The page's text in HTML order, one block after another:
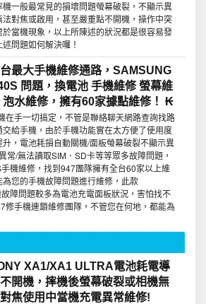
一般最常見的損壞問題螢幕破裂，不顯示異
對焦或啟用，甚至嚴重點不開機，操作中突
當機現象，以上所陳述的狀況都是很容易發
問題如何解決囉！
最大手機維修通路，SAMSUNG
問題，換電池 手機維修 螢幕維
泡水維修，擁有60家據點維修！ ₭
在手一切搞定，不管是聯絡聊天網路查詢找路
給手機，由於手機功能實在太方便了使用度
，電池耗損自動關機/面板螢幕破裂不顯示異
常/無法讀取SIM．SD卡等等眾多故障問題，
機維修，找到947團隊擁有全台60家以上維
您的手機故障問題進行維修，此款
障問題較多為電池充電面板狀況，害怕找不
修手機連鎖維修團隊，不管您在何地，都能為
XA1/XA1 ULTRA電池耗電導
開機，摔機後螢幕破裂或相機無
焦使用中當機充電異常維修!